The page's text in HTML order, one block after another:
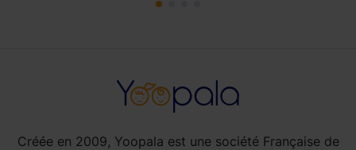
Créée en 2009, Yoopala est une société Française de